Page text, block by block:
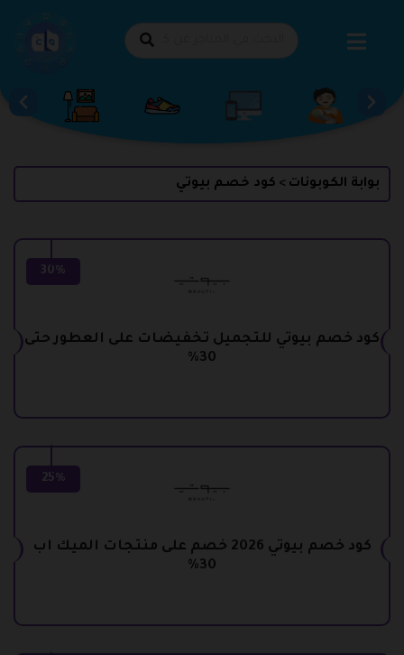
بوابة الكوبونات > كود خصم بيوتي
30%
كود خصم بيوتي للتجميل تخفيضات على العطور حتى
30%
25%
كود خصم بيوتي 2026 خصم على منتجات الميك اب
30%